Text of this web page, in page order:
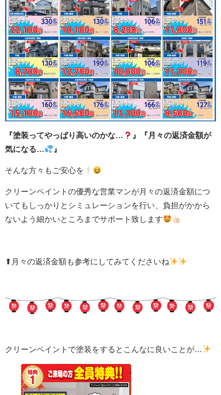
『塗装ってやっぱり高いのかな…
』『月々の返済金額が
気になる…
』
そんな方々もご安心を
クリーンペイントの優秀な営業マンが月々の返済金額につ
いてもしっかりとシミュレーションを行い、負担がかから
ないよう細かいところまでサポート致します
⬆月々の返済金額も参考にしてみてくださいね
クリーンペイントで塗装をするとこんなに良いことが…